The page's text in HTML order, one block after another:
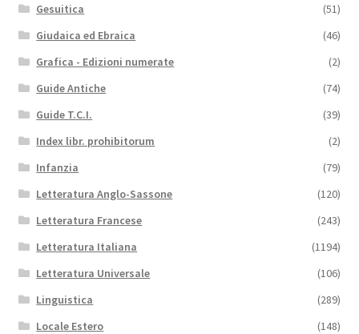
Gesuitica
(51)
Giudaica ed Ebraica
(46)
Grafica - Edizioni numerate
(2)
Guide Antiche
(74)
Guide T.C.I.
(39)
Index libr. prohibitorum
(2)
Infanzia
(79)
Letteratura Anglo-Sassone
(120)
Letteratura Francese
(243)
Letteratura Italiana
(1194)
Letteratura Universale
(106)
Linguistica
(289)
Locale Estero
(148)